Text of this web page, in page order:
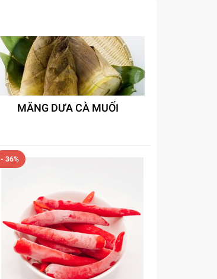
MĂNG DƯA CÀ MUỐI
- 36%